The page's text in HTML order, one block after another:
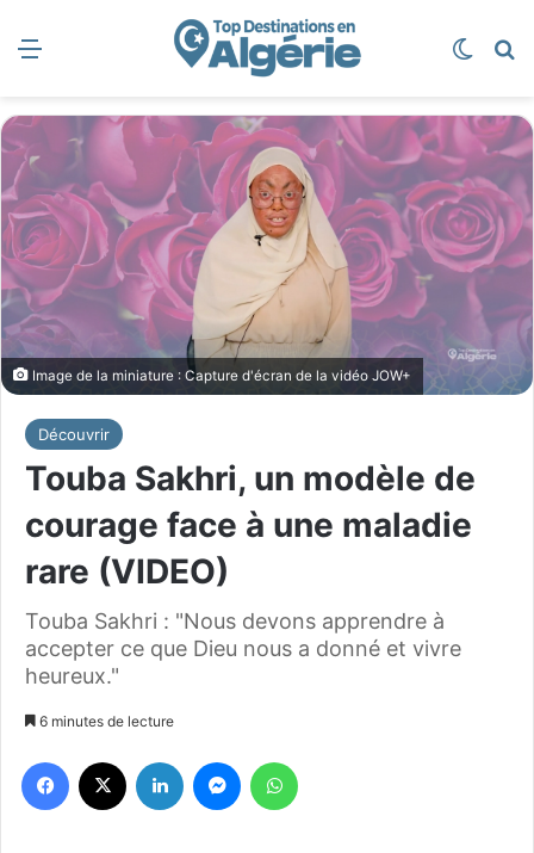
Image de la miniature : Capture d'écran de la vidéo JOW+
Découvrir
Touba Sakhri, un modèle de
courage face à une maladie
rare (VIDEO)
Touba Sakhri : "Nous devons apprendre à
accepter ce que Dieu nous a donné et vivre
heureux."
6 minutes de lecture